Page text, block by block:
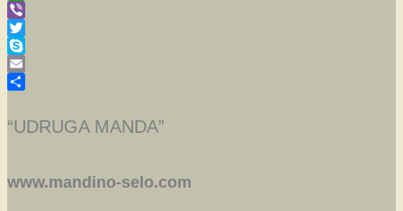
WhatsApp
Viber
Twitter
Skype
Email
“UDRUGA MANDA”
www.mandino-selo.com